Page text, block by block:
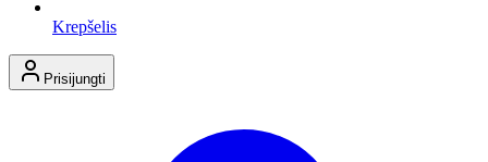
Krepšelis
Prisijungti